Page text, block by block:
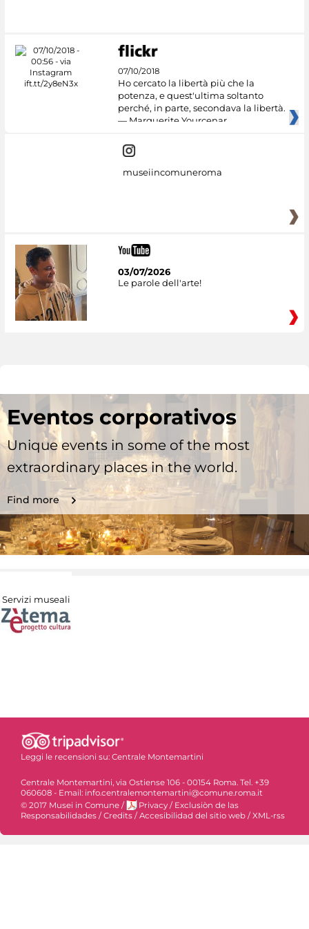
07/10/2018
Ho cercato la libertà più che la
potenza, e quest'ultima soltanto
perché, in parte, secondava la libertà.
— Marguerite Yourcenar
museiincomuneroma
03/07/2026
Le parole dell'arte!
Eventos corporativos
Unique events in some of the most
extraordinary places in the world.
Find more
Servizi museali
Leggi le recensioni su: Centrale Montemartini
Centrale Montemartini, via Ostiense 106 - 00154 Roma. Tel. +39
060608 - Email: info.centralemontemartini@comune.roma.it
© 2017 Musei in Comune / Privacy / Exclusiòn de las
Responsabilidades / Credits / Accesibilidad del sitio web / XML-rss